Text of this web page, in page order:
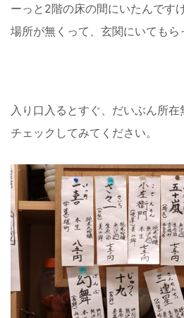
ーっと2階の床の間にいたんです
場所が無くって、玄関にいてもら
入り口入るとすぐ、だいぶん所
チェックしてみてください。